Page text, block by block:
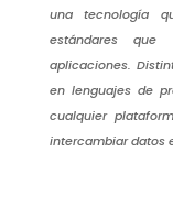
una tecnología
estándares que
aplicaciones.
en lenguajes de
cualquier
intercambiar datos